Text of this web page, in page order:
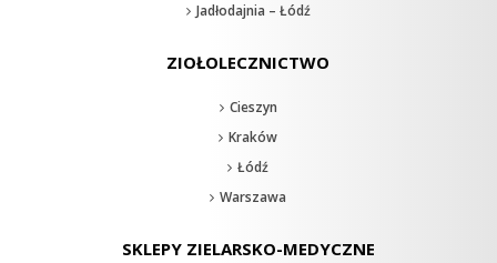
Jadłodajnia – Łódź
ZIOŁOLECZNICTWO
Cieszyn
Kraków
Łódź
Warszawa
SKLEPY ZIELARSKO-MEDYCZNE